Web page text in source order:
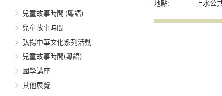
兒童故事時間 (粵語)
兒童故事時間
弘揚中華文化系列活動
兒童故事時間(粵語)
國學講座
其他展覽
地點:
上水公